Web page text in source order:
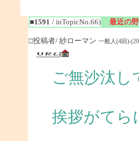
■1591 / inTopicNo.66) 最近の
□投稿者/ 紗ローマン 一般人(4回)-
ご無沙汰
挨拶がてら